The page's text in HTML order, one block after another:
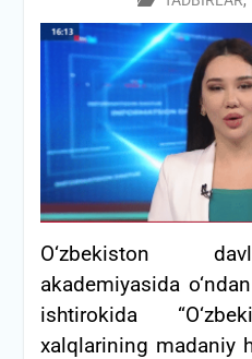
O‘zbekiston
akademiyasida
ishtirokida
xalqlarining madaniy